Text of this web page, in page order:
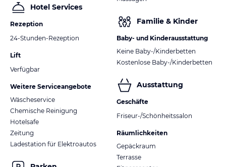
Hotel Services
Rezeption
24-Stunden-Rezeption
Lift
Verfügbar
Weitere Serviceangebote
Wäscheservice
Chemische Reinigung
Hotelsafe
Zeitung
Ladestation für Elektroautos
Familie & Kinder
Baby- und Kinderausstattung
Keine Baby-/Kinderbetten
Kostenlose Baby-/Kinderbetten
Ausstattung
Geschäfte
Friseur-/Schönheitssalon
Räumlichkeiten
Gepäckraum
Terrasse